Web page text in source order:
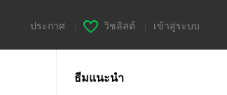
ประกาศ วิชลิสต์ เข้าสู่ระบบ
ธีมแนะนำ